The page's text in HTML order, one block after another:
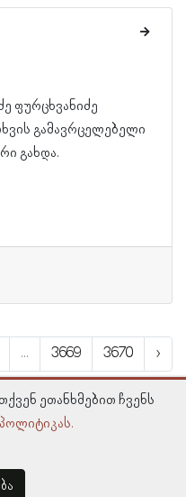
ფურცხვანიძე
გამავრცელებელი
გახდა.
... 3669 3670 ›
ეთანხმებით ჩვენს
პოლიტიკას.